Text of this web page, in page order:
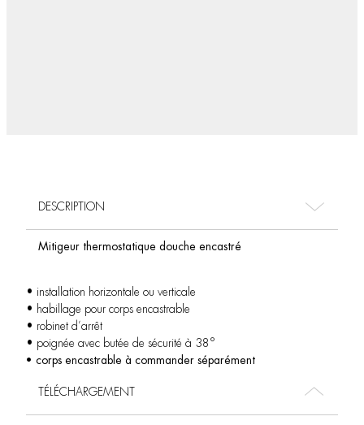
DESCRIPTION
Mitigeur thermostatique douche encastré
• installation horizontale ou verticale
• habillage pour corps encastrable
• robinet d’arrêt
• poignée avec butée de sécurité à 38°
• corps encastrable à commander séparément
TÉLÉCHARGEMENT